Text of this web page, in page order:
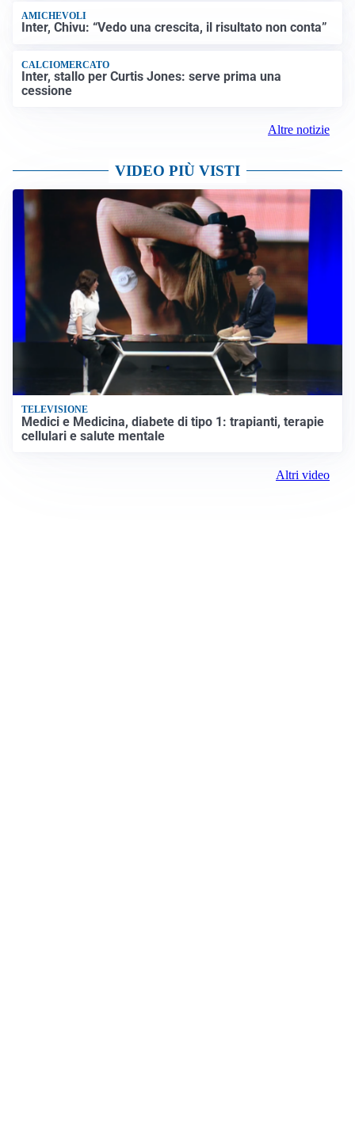
AMICHEVOLI
Inter, Chivu: “Vedo una crescita, il risultato non conta”
CALCIOMERCATO
Inter, stallo per Curtis Jones: serve prima una
cessione
Altre notizie
VIDEO PIÙ VISTI
TELEVISIONE
Medici e Medicina, diabete di tipo 1: trapianti, terapie
cellulari e salute mentale
Altri video